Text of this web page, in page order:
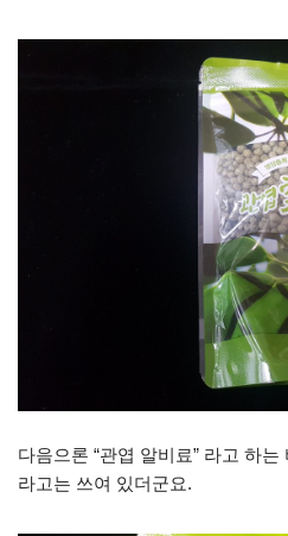
다음으론 “관엽 알비료” 라고 하
라고는 쓰여 있더군요.